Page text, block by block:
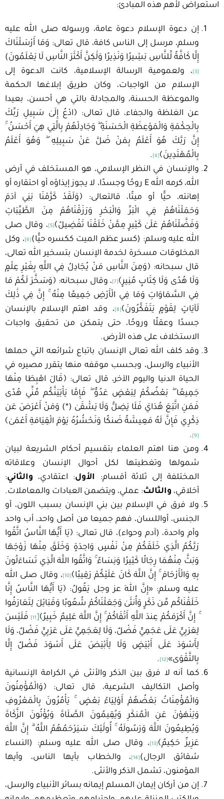
استعراض لأهم هذه المبادئ:
إن دعوة الإسلام دعوة عامة، ورسوله صلى الله عليه
وسلم، مرسل إلى الناس كافة، قال تعالى: وَمَا أَرْسَلْنَاكَ
إِلَّا كَافَّةً لِّلنَّاسِ بَشِيرًا وَنَذِيرًا وَلَٰكِنَّ أَكْثَرَ النَّاسِ لَا يَعْلَمُونَ)
[3]
، ولعمومية الرسالة الإسلامية، كانت الدعوة إلى
الإسلام من الواجبات، وكان طريق إبلاغها الحكمة
والموعظة الحسنة، والمجادلة بالتي هي أحسن، بعيدا
عن الغلظة والجفاء، قال تعالى: ﴿ادْعُ إِلَىٰ سَبِيلِ
رَبِّكَ
بِالْحِكْمَةِ وَالْمَوْعِظَةِ الْحَسَنَةِۖ وَجَادِلْهُمْ بِالَّتِي هِيَ أَحْسَنُ
إِنَّ رَبَّكَ هُوَ أَعْلَمُ بِمَنْ ضَلَّ عَنْ سَبِيلِهِ وَهُوَ
أَعْلَمُ
بِالْمُهْتَدِينَ﴾ [4]
.
والإنسان في النظر الإسلامي، هو المستخلف في أرض
الله، كرمه الله E روحًا وجسدًا، لا يجوز إيذاؤه أو احتقاره أو
إهانته، حيًّا أو ميتًا، قالتعالى: ﴿وَلَقَدْ كَرَّمْنَا بَنِي
آدَمَ
وَحَمَلْنَاهُمْ فِي الْبَرِّ وَالْبَحْرِ وَرَزَقْنَاهُمْمِنَ الطَّيِّبَاتِ
وَفَضَّلْنَاهُمْ عَلَىٰ كَثِيرٍ مِمَّنْ خَلَقْنَا تَفْضِيلً﴾ [5]
، وقال صلى
الله عليه وسلم: (كسر عظم الميت ككسره حيًّا) [6]
، وكل
المخلوقات مسخرة لخدمة الإنسان بتسخير الله تعالى،
قال سبحانه: ﴿وَمِنَ النَّاسِ مَنْ يُجَادِلُ فِي اللَّهِ بِغَيْرِ عِلْمٍ
وَلَا هُدًى وَلَا كِتَابٍ مُنِيرٍ﴾ [7]
، وقال سبحانه: ﴿وَسَخَّرَ لَكُمْ مَا
فِي السَّمَاوَاتِ وَمَا فِي الْأَرْضِ جَمِيعًا مِنْهُ ۚ إِنَّ فِي ذَٰلِكَ
لَآيَاتٍ
لِقَوْمٍيَتَفَكَّرُونَ﴾ [8]
، وقد اهتم الإسلام بالإنسان
جسدًا وعقلًا وروحًا، حتى يتمكن من تحقيق واجبات
الاستخلاف على هذه الأرض.
وقد كلف الله تعالى الإنسان باتباع شرائعه التي حملها
الأنبياء والرسل، وبحسب موقفه منها يتقرر مصيره في
الحياة الدنيا واليوم الآخر، قال تعالى: ﴿قَالَ اهْبِطَا مِنْهَا
جَمِيعًا ۖ بَعْضُكُمْ لِبَعْضٍ عَدُوٌّ ۖ فَإِمَّا يَأْتِيَنَّكُم مِّنِّي هُدًى
فَمَنِ اتَّبَعَ هُدَايَ فَلَا يَضِلُّ وَلَا يَشْقَىٰ (*) وَمَنْ أَعْرَضَ عَن
ذِكْرِي فَإِنَّ لَهُ مَعِيشَةً ضَنكًا وَنَحْشُرُهُ يَوْمَ الْقِيَامَةِ أَعْمَىٰ﴾
[9]
.
ومن هنا اهتم العلماء بتقسيم أحكام الشريعة لبيان
شمولها وتغطيتها لكل أحوال الإنسان وعلاقاته
المختلفة إلى ثلاثة أقسام:
الأول: اعتقادي، والثاني:
أخلاقي، والثالث: عملي، ويتضمن العبادات والمعاملات.
ولا فرق في الإسلام بين بني الإنسان بسبب اللون، أو
الجنس، أواللسان، فهم جميعا من أصل واحد، أب واحد
وأم واحدة، (آدم وحواء)، قال تعالى: ﴿يَا أَيُّهَا النَّاسُ اتَّقُوا
رَبَّكُمُ الَّذِي خَلَقَكُمْ مِنْ نَفْسٍ وَاحِدَةٍ وَخَلَقَ مِنْهَا زَوْجَهَا
وَبَثَّ مِنْهُمَا رِجَالًا كَثِيرًا وَنِسَاءً ۚ وَاتَّقُوا اللَّهَ الَّذِي تَسَاءَلُونَ
بِهِ وَالْأَرْحَامَ ۚ إِنَّ اللَّهَ كَانَ عَلَيْكُمْ رَقِيبًا﴾ [10]
، وقال صلى الله
عليه وسلم: «إِنَّ اللهَ عز وجل يَقُولُ: ﴿يَا أَيُّهَا النَّاسُ إِنَّا
خَلَقْنَاكُم مِّن ذَكَرٍ وَأُنثَىٰ وَجَعَلْنَاكُمْ شُعُوبًا وَقَبَائِلَ لِتَعَارَفُوا
ۚ إِنَّ أَكْرَمَكُمْ عِندَ اللَّهِ أَتْقَاكُمْ ۚ إِنَّ اللَّهَ عَلِيمٌ خَبِيرٌ﴾[
11]
فَلَيْسَ
لِعَرَبِيٍّ عَلَى عَجَمِيٍّ فَضْلٌ، وَلَا لِعَجَمِيٍّ عَلَى عَرَبِيٍّ فَضْلٌ، وَلَا
لِأَسْوَدَ عَلَى أَبْيَضٍ وَلَا لِأَبْيَضَ عَلَى أَسْوَدَ فَضْلٌ إِلَّا
بِالتَّقْوَى» [12]
.
كما أنه لا فرق بين الذكر والأنثى في الكرامة الإنسانية
وأصل التكاليف الشرعية، قال تعالى: ﴿وَالْمُؤْمِنُونَ
وَالْمُؤْمِنَاتُ بَعْضُهُمْ أَوْلِيَاءُ بَعْضٍ ۚ يَأْمُرُونَ بِالْمَعْرُوفِ
وَيَنْهَوْنَ عَنِ الْمُنكَرِ وَيُقِيمُونَ الصَّلَاةَ وَيُؤْتُونَ الزَّكَاةَ
وَيُطِيعُونَ اللَّهَ وَرَسُولَهُ ۚ أُولَٰئِكَ سَيَرْحَمُهُمُ اللَّهُ ۗ إِنَّ اللَّهَ
عَزِيزٌ حَكِيمٌ﴾ [13]
، وقال صلى الله عليه وسلم: (النساء
شقائق الرجال) [14]
، والخطاب بأيها الناس، وأيها
المؤمنون، تشمل الذكر والأنثى.
إن من أركان إيمان المسلم إيمانه بسائر الأنبياء والرسل،